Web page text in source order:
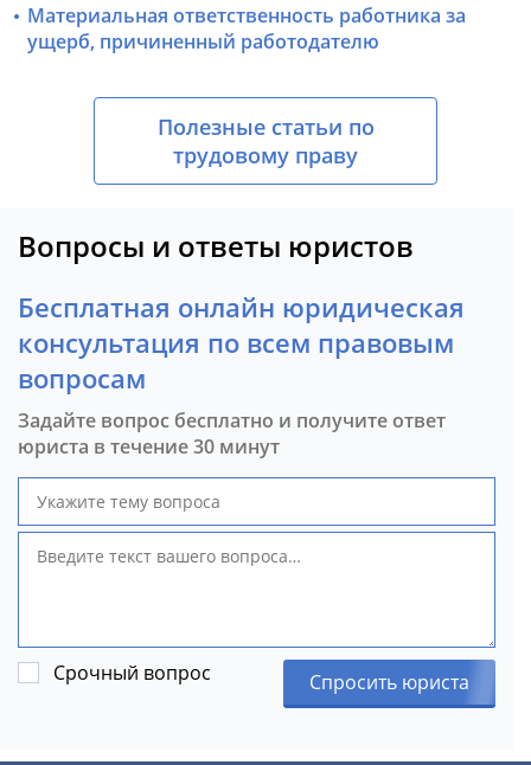
Материальная ответственность работника за
ущерб, причиненный работодателю
Полезные статьи по
трудовому праву
Вопросы и ответы юристов
Бесплатная онлайн юридическая
консультация по всем правовым
вопросам
Задайте вопрос бесплатно и получите ответ
юриста в течение 30 минут
Срочный вопрос Спросить юриста